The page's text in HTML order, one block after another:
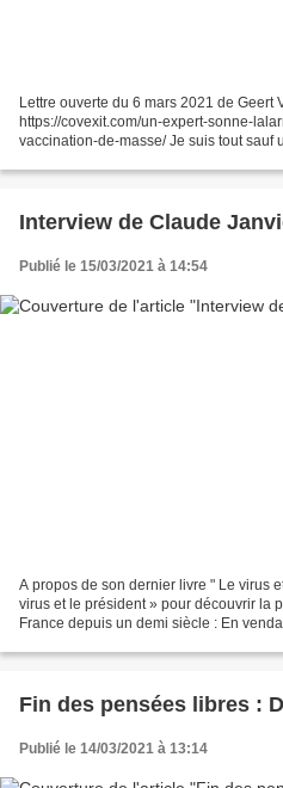
Lettre ouverte du 6 mars 2021 de Geert
https://covexit.com/un-expert-sonne-
vaccination-de-masse/ Je suis tout sauf
Interview de Claude
Publié le 15/03/2021 à 14:54
A propos de son dernier livre " Le virus
virus et le président » pour découvrir la
France depuis un demi siècle : En
Fin des pensées libres :
Publié le 14/03/2021 à 13:14